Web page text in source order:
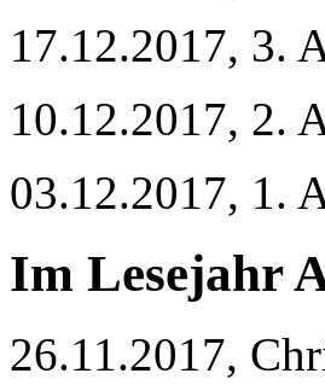
17.12.2017, 3.
10.12.2017, 2.
03.12.2017, 1.
Im Lesejahr
26.11.2017,